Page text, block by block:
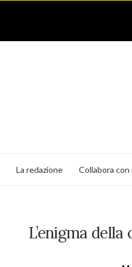
La redazione Collabora con
L’enigma